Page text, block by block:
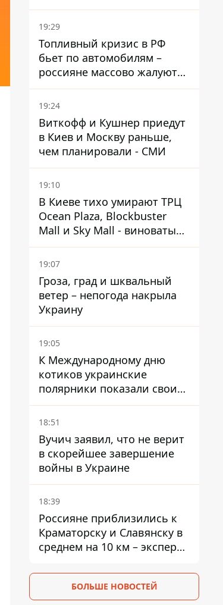
украинский - Минобороны
страны
19:29
Топливный кризис в РФ
бьет по автомобилям –
россияне массово жалуются
на поломки из-за
некачественного бензина
19:24
Виткофф и Кушнер приедут
в Киев и Москву раньше,
чем планировали - СМИ
19:10
В Киеве тихо умирают ТРЦ
Ocean Plaza, Blockbuster
Mall и Sky Mall - виноваты
ленивые менеджеры и
каннибализм
19:07
Гроза, град и шквальный
ветер – непогода накрыла
Украину
19:05
К Международному дню
котиков украинские
полярники показали своих
полярников в Антарктиде
18:51
Вучич заявил, что не верит
в скорейшее завершение
войны в Украине
18:39
Россияне приблизились к
Краматорску и Славянску в
среднем на 10 км – эксперт
наступления
БОЛЬШЕ НОВОСТЕЙ